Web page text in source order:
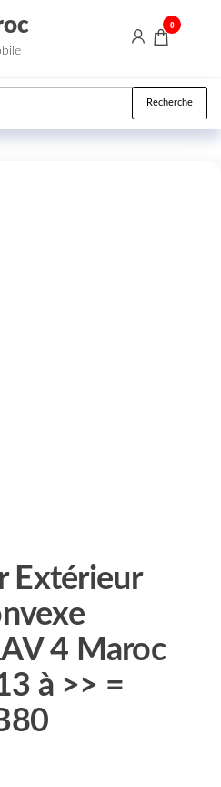
0
Recherche
Extérieur
4 Maroc
à >> =